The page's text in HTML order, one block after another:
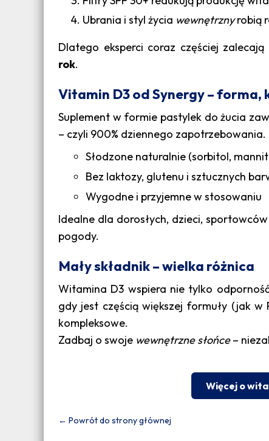
Ubrania i styl życia wewnętrznyrobią
Dlatego eksperci coraz częściej zalecają
rok.
Vitamin D3 od Synergy – forma,
Suplement w formie pastylek do żucia
– czyli 900% dziennego zapotrzebowania.
Słodzone naturalnie (sorbitol,
Bez laktozy, glutenu i sztucznych
Wygodne i przyjemne w stosowaniu
Idealne dla dorosłych, dzieci,
pogody.
Mały składnik – wielka różnica
Witamina D3 wspiera nie tylko
gdy jest częścią większej formuły (jak w
kompleksowe.
Zadbaj o swoje wewnętrzne słońce–
Więcej o
← Powrót do strony głównej